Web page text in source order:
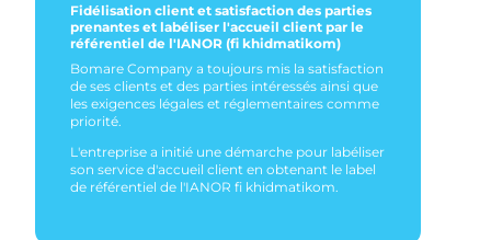
Fidélisation client et satisfaction des parties
prenantes et labéliser l'accueil client par le
référentiel de l'IANOR (fi khidmatikom)
Bomare Company a toujours mis la satisfaction
de ses clients et des parties intéressés ainsi que
les exigences légales et réglementaires comme
priorité.
L'entreprise a initié une démarche pour labéliser
son service d'accueil client en obtenant le label
de référentiel de l'IANOR fi khidmatikom.